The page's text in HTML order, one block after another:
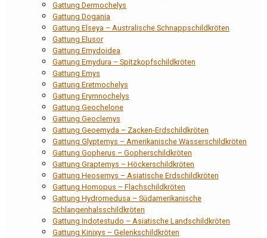
Gattung Dermochelys
Gattung Dogania
Gattung Elseya – Australische Schnappschildkröten
Gattung Elusor
Gattung Emydoidea
Gattung Emydura – Spitzkopfschildkröten
Gattung Emys
Gattung Eretmochelys
Gattung Erymnochelys
Gattung Geochelone
Gattung Geoclemys
Gattung Geoemyda – Zacken-Erdschildkröten
Gattung Glyptemys – Amerikanische Wasserschildkröten
Gattung Gopherus – Gopherschildkröten
Gattung Graptemys – Höckerschildkröten
Gattung Heosemys – Asiatische Erdschildkröten
Gattung Homopus – Flachschildkröten
Gattung Hydromedusa – Südamerikanische
Schlangenhalsschildkröten
Gattung Indotestudo – Asiatische Landschildkröten
Gattung Kinixys – Gelenkschildkröten